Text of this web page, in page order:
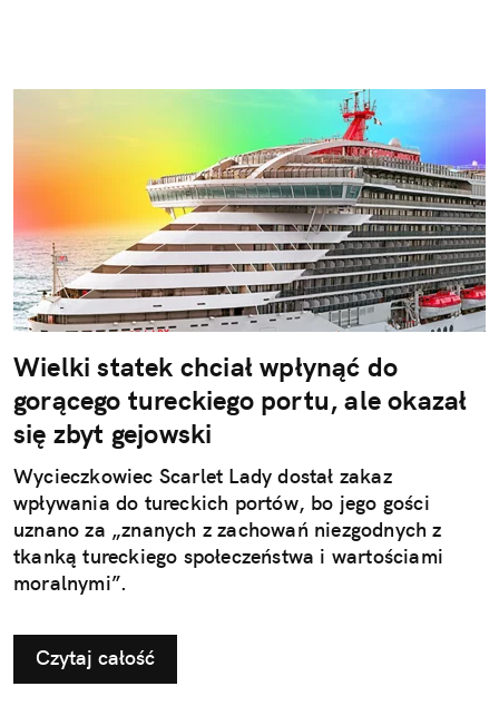
Wielki statek chciał wpłynąć do
gorącego tureckiego portu, ale okazał
się zbyt gejowski
Wycieczkowiec Scarlet Lady dostał zakaz
wpływania do tureckich portów, bo jego gości
uznano za „znanych z zachowań niezgodnych z
tkanką tureckiego społeczeństwa i wartościami
moralnymi”.
Czytaj całość